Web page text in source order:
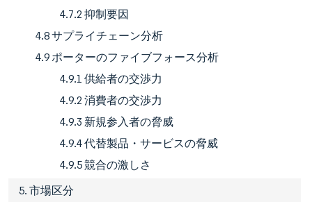
4.7.2 抑制要因
4.8 サプライチェーン分析
4.9 ポーターのファイブフォース分析
4.9.1 供給者の交渉力
4.9.2 消費者の交渉力
4.9.3 新規参入者の脅威
4.9.4 代替製品・サービスの脅威
4.9.5 競合の激しさ
5. 市場区分